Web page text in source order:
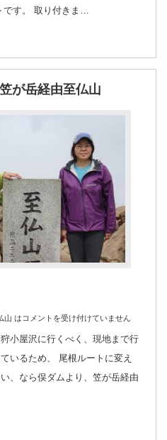
す。 取り付きま…
が岳経由至仏山
山 は コメントを受け付けていません
小屋沢に行くべく、現地まで行
いるため、 尾根ルートに変え
、なら俣ダムより、笠が岳経由